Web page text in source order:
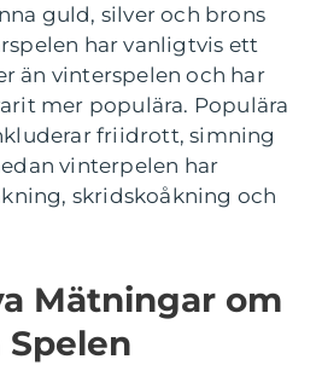
guld, silver och brons
har vanligtvis ett
än vinterspelen och har
mer populära. Populära
friidrott, simning
vinterpelen har
skridskoåkning och
Mätningar om